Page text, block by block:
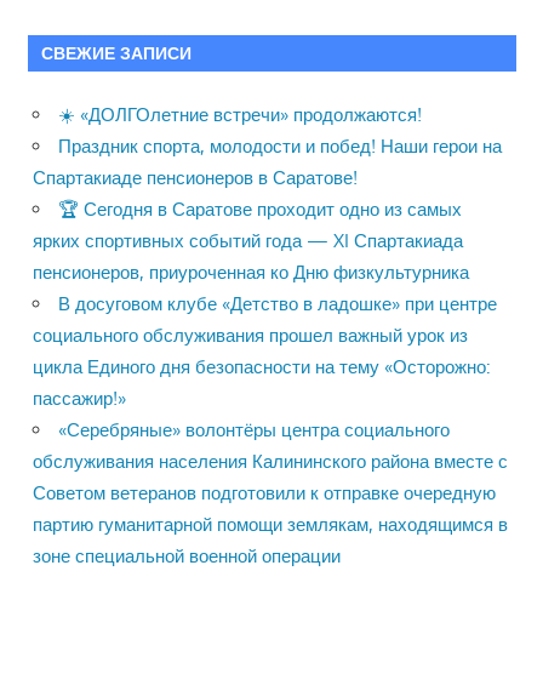
СВЕЖИЕ ЗАПИСИ
☀️ «ДОЛГОлетние встречи» продолжаются!
Праздник спорта, молодости и побед! Наши герои на
Спартакиаде пенсионеров в Саратове!
🏆 Сегодня в Саратове проходит одно из самых
ярких спортивных событий года — XI Спартакиада
пенсионеров, приуроченная ко Дню физкультурника
В досуговом клубе «Детство в ладошке» при центре
социального обслуживания прошел важный урок из
цикла Единого дня безопасности на тему «Осторожно:
пассажир!»
«Серебряные» волонтёры центра социального
обслуживания населения Калининского района вместе с
Советом ветеранов подготовили к отправке очередную
партию гуманитарной помощи землякам, находящимся в
зоне специальной военной операции